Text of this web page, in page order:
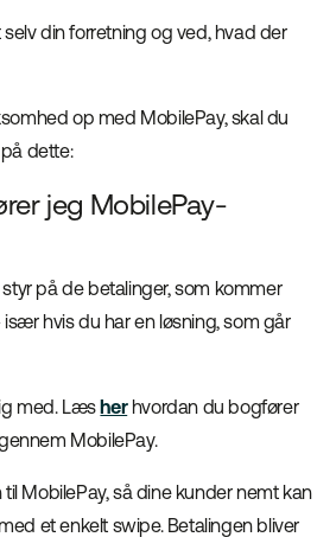
din forretning og ved, hvad der
op med MobilePay, skal du
dette:
jeg MobilePay-
på de betalinger, som kommer
hvis du har en løsning, som går
med. Læsherhvordan du bogfører
MobilePay.
til MobilePay, så dine kunder nemt kan
et enkelt swipe. Betalingen bliver